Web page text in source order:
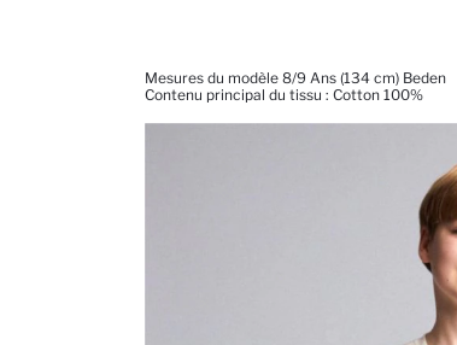
Mesures du modèle 8/9 Ans (134 cm) Beden
Contenu principal du tissu : Cotton 100%